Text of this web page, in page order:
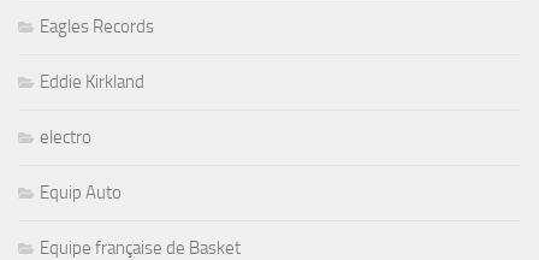
Eagles Records
Eddie Kirkland
electro
Equip Auto
Equipe française de Basket